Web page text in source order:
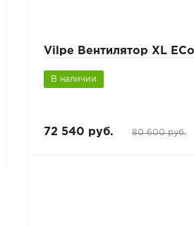
Vilpe Вентилятор XL
В наличии
72 540 руб. 80 600 руб.